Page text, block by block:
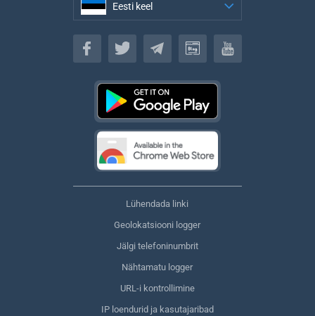
Eesti keel
Eesti keel
Lühendada linki
Geolokatsiooni logger
Jälgi telefoninumbrit
Nähtamatu logger
URL-i kontrollimine
IP loendurid ja kasutajaribad